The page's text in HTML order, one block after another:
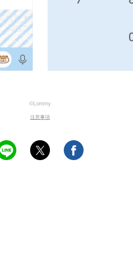
©Lommy
注意事項